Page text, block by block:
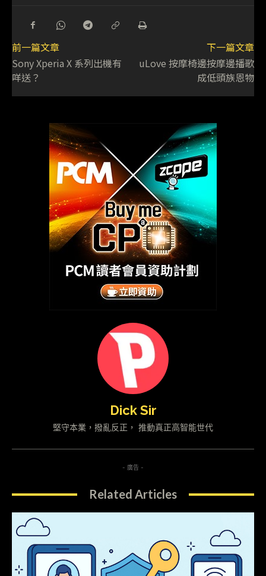
前一篇文章
Sony Xperia X 系列出機有
咩送？
下一篇文章
uLove 按摩椅邊按摩邊播歌
成低頭族恩物
Dick Sir
堅守本業，撥亂反正， 推動真正高智能世代
- 廣告 -
Related Articles